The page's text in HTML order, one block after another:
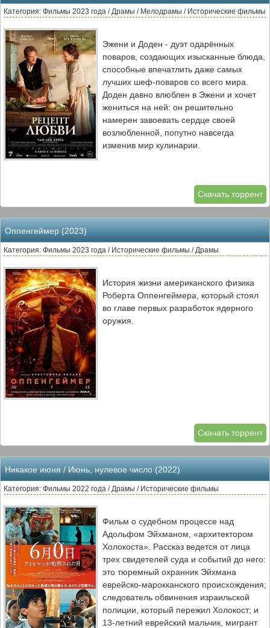
Категория: Фильмы 2023 года / Драмы / Мелодрамы / Исторические фильмы
Эжени и Доден - дуэт одарённых
поваров, создающих изысканные блюда,
способные впечатлить даже самых
лучших шеф-поваров со всего мира.
Доден давно влюблен в Эжени и хочет
жениться на ней: он решительно
намерен завоевать сердце своей
возлюбленной, попутно навсегда
изменив мир кулинарии.
Скачать торрент
Оппенгеймер (2023)
Категория: Фильмы 2023 года / Исторические фильмы / Драмы
История жизни американского физика
Роберта Оппенгеймера, который стоял
во главе первых разработок ядерного
оружия.
Скачать торрент
Никакое июня / Июнь, нулевое число (2022)
Категория: Фильмы 2022 года / Драмы / Исторические фильмы
Фильм о судебном процессе над
Адольфом Эйхманом, «архитектором
Холокоста». Рассказ ведется от лица
трех свидетелей суда и событий до него:
это тюремный охранник Эйхмана
еврейско-марокканского происхождения;
следователь обвинения израильской
полиции, который пережил Холокост; и
13-летний еврейский мальчик, мигрант